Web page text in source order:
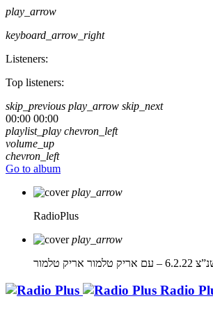
play_arrow
keyboard_arrow_right
Listeners:
Top listeners:
skip_previous play_arrow skip_next
00:00 00:00
playlist_play chevron_left
volume_up
chevron_left
Go to album
play_arrow
RadioPlus
play_arrow
טלמור
אריק טלמור
Radio